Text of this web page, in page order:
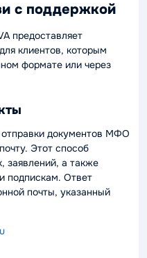
с поддержкой
предоставляет
клиентов, которым
формате или через
документов МФО
Этот способ
заявлений, а также
подпискам. Ответ
почты, указанный